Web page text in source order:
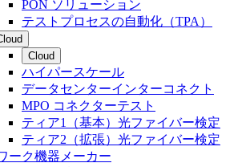
PON ソリューション
テストプロセスの自動化（TPA）
Cloud
ハイパースケール
データセンターインターコネクト
MPO コネクターテスト
ティア1（基本）光ファイバー検定
ティア2（拡張）光ファイバー検定
ーク機器メーカー